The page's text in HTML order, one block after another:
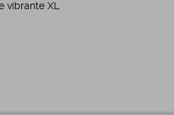
vibrante XL